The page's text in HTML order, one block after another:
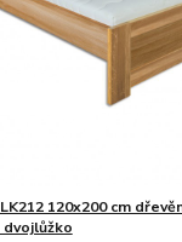
120x200 cm
dvojlůžko